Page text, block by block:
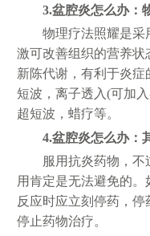
3.盆腔炎怎么办：
物理疗法照耀是采
激可改善组织的营养状
新陈代谢，有利于炎
短波，离子透入(可加
超短波，蜡疗等。
4.盆腔炎怎么办：
服用抗炎药物，
用肯定是无法避免的
反应时应立刻停药，
停止药物治疗。